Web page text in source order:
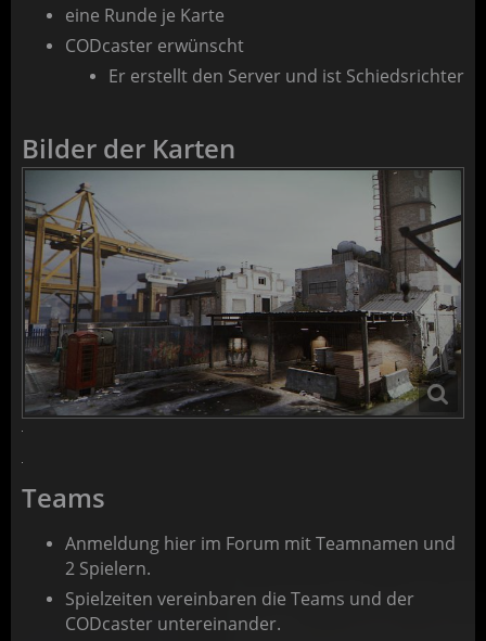
eine Runde je Karte
CODcaster erwünscht
Er erstellt den Server und ist Schiedsrichter
Bilder der Karten
Teams
Anmeldung hier im Forum mit Teamnamen und
2 Spielern.
Spielzeiten vereinbaren die Teams und der
CODcaster untereinander.